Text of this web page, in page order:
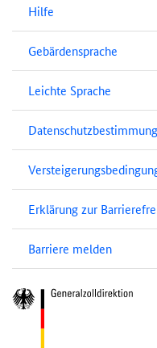
Hilfe
Gebärdensprache
Leichte Sprache
Erklärung zur
Barriere melden